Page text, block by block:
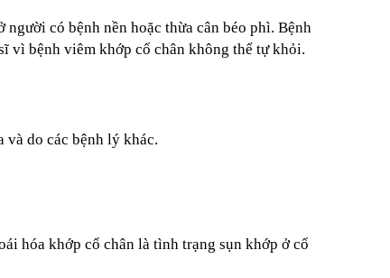
có bệnh nền hoặc thừa cân béo phì. Bệnh
vì bệnh viêm khớp cổ chân không thể tự khỏi.
và do các bệnh lý khác.
hóa khớp cổ chân là tình trạng sụn khớp ở cổ